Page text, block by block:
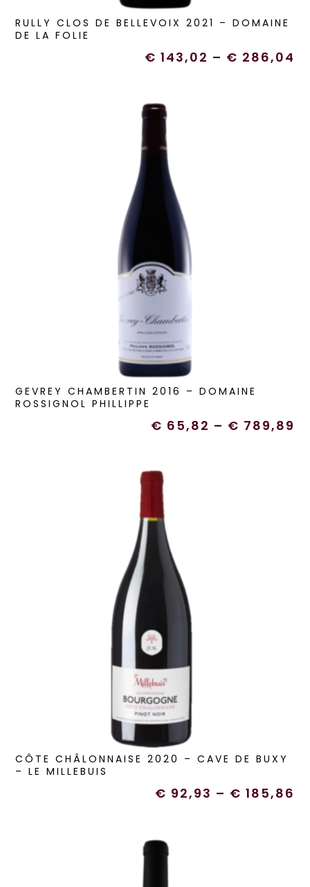
RULLY CLOS DE BELLEVOIX 2021 – DOMAINE
DE LA FOLIE
€ 143,02 – € 286,04
GEVREY CHAMBERTIN 2016 – DOMAINE
ROSSIGNOL PHILLIPPE
€ 65,82 – € 789,89
CÔTE CHÂLONNAISE 2020 – CAVE DE BUXY
– LE MILLEBUIS
€ 92,93 – € 185,86